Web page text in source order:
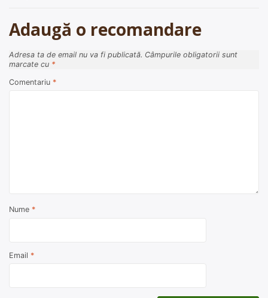
articole
Adaugă o recomandare
Adresa ta de email nu va fi publicată. Câmpurile obligatorii sunt
marcate cu *
Comentariu *
Nume *
Email *